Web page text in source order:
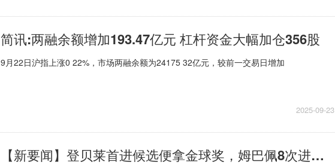
简讯:两融余额增加193.47亿元 杠杆资金大幅加仓356股
9月22日沪指上涨0 22%，市场两融余额为24175 32亿元，较前一交易日增加
2025-09-23
【新要闻】登贝莱首进候选便拿金球奖，姆巴佩8次进前十但仍未获奖